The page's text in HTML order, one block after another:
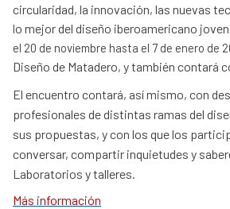
circularidad, la innovación, las nuevas
lo mejor del diseño iberoamericano joven
el 20 de noviembre hasta el 7 de enero de
Diseño de Matadero, y también contará
El encuentro contará, así mismo, con
profesionales de distintas ramas del
sus propuestas, y con los que los
conversar, compartir inquietudes y
Laboratorios y talleres.
Más información